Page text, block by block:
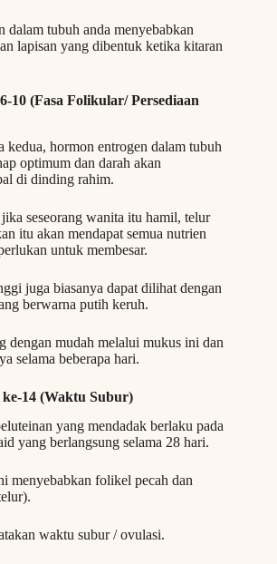
dalam tubuh anda menyebabkan
lapisan yang dibentuk ketika kitaran
10 (Fasa Folikular/ Persediaan
kedua, hormon entrogen dalam tubuh
optimum dan darah akan
di dinding rahim.
seseorang wanita itu hamil, telur
itu akan mendapat semua nutrien
untuk membesar.
juga biasanya dapat dilihat dengan
berwarna putih keruh.
dengan mudah melalui mukus ini dan
selama beberapa hari.
14 (Waktu Subur)
yang mendadak berlaku pada
yang berlangsung selama 28 hari.
menyebabkan folikel pecah dan
waktu subur / ovulasi.